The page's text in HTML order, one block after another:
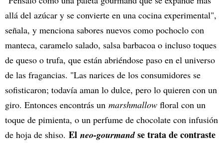
allá del azúcar y se convierte en una cocina experimental",
señala, y menciona sabores nuevos como pochoclo con
manteca, caramelo salado, salsa barbacoa o incluso toques
de queso o trufa, que están abriéndose paso en el universo
de las fragancias. "Las narices de los consumidores se
sofisticaron; todavía aman lo dulce, pero lo quieren con un
giro. Entonces encontrás un marshmallow floral con un
toque de pimienta, o un perfume de chocolate con infusión
de hoja de shiso. El neo-gourmandse trata de contraste